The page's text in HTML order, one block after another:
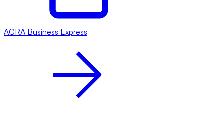
AGRA Business Express